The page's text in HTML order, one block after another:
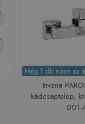
Még 1 db ezen az
Invena
kádcsaptelep,
001-